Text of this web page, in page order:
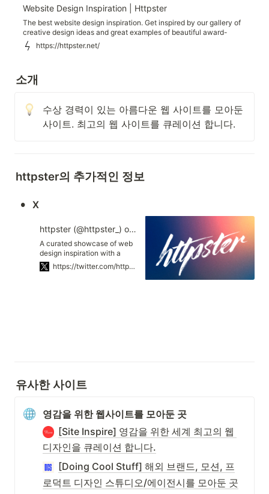
Website Design Inspiration | Httpster
The best website design inspiration. Get inspired by our gallery of
creative design ideas and great examples of beautiful award-
winning sites.
https://httpster.net/
소개
수상 경력이 있는 아름다운 웹 사이트를 모아둔
사이트. 최고의 웹 사이트를 큐레이션 합니다.
httpster의 추가적인 정보
• X
httpster (@httpster_) on X
A curated showcase of web
design inspiration with a
less-is-more bent. Curated
by @dominicwhittle &
https://twitter.com/httpster_/
유사한 사이트
영감을 위한 웹사이트를 모아둔 곳
[Site Inspire] 영감을 위한 세계 최고의 웹
디자인을 큐레이션 합니다.
[Doing Cool Stuff] 해외 브랜드, 모션, 프
로덕트 디자인 스튜디오/에이전시를 모아둔 곳